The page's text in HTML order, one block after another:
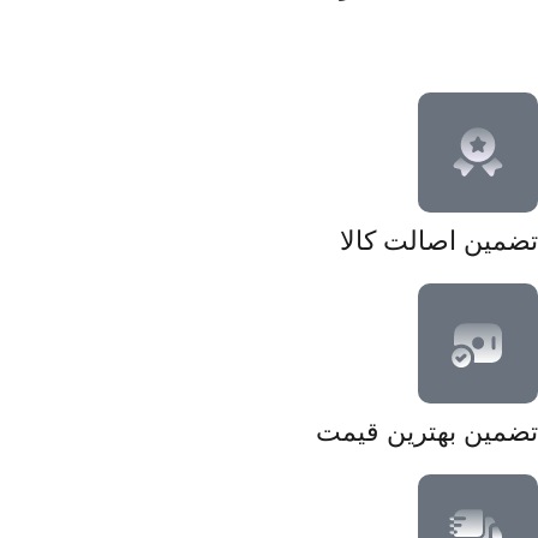
تضمین اصالت کالا
تضمین بهترین قیمت